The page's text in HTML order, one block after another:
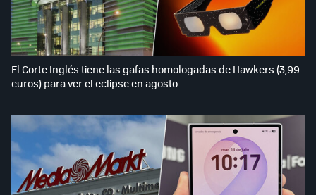
El Corte Inglés tiene las gafas homologadas de Hawkers (3,99
euros) para ver el eclipse en agosto